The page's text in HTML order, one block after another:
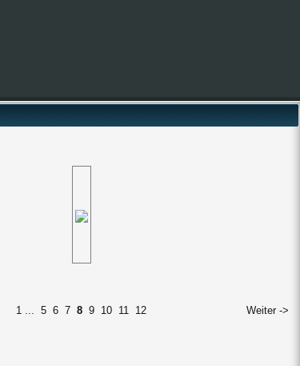
1 ... 5 6 7 8 9 10 11 12 Weiter ->